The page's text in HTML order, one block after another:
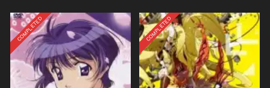
COMPLETED COMPLETED